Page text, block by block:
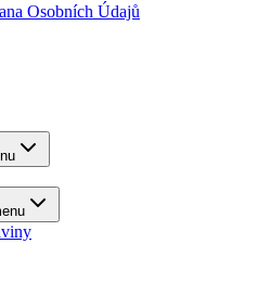
Osobních Údajů